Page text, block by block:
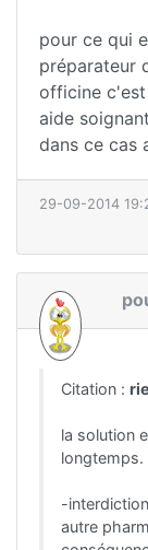
pour ce qui
préparateur
officine c'est
aide
dans ce cas
29-09-2014
Citation :
la solution
longtemps.
-
autre